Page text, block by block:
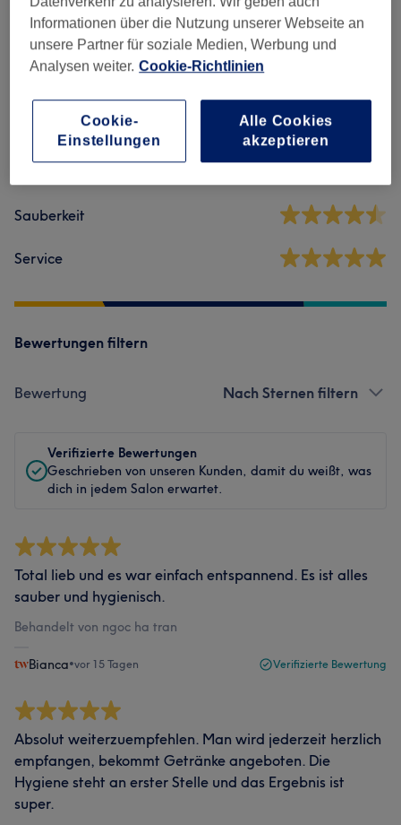
Salonbewertungen
4,9 173 Bewertungen
Sauberkeit
Service
Bewertungen filtern
Bewertung Nach Sternen filtern
Verifizierte Bewertungen
Geschrieben von unseren Kunden, damit du weißt, was
dich in jedem Salon erwartet.
Total lieb und es war einfach entspannend. Es ist alles
sauber und hygienisch.
Behandelt von ngoc ha tran
Bianca•vor 15 Tagen Verifizierte Bewertung
Absolut weiterzuempfehlen. Man wird jederzeit herzlich
empfangen, bekommt Getränke angeboten. Die
Hygiene steht an erster Stelle und das Ergebnis ist
super.
Informationen über die Nutzung unserer Webseite an
unsere Partner für soziale Medien, Werbung und
Analysen weiter. Cookie-Richtlinien
Cookie-
Einstellungen
Alle Cookies
akzeptieren